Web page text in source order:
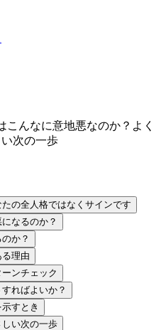
こんなに意地悪なのか？よく
次の一歩
の全人格ではなくサインです
なるのか？
か？
理由
ンチェック
ればよいか？
すとき
い次の一歩